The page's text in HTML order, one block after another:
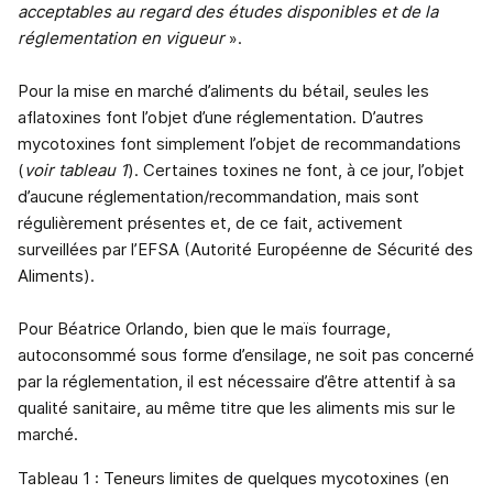
acceptables au regard des études disponibles et de la
réglementation en vigueur».
Pour la mise en marché d’aliments du bétail, seules les
aflatoxines font l’objet d’une réglementation. D’autres
mycotoxines font simplement l’objet de recommandations
(voir tableau 1). Certaines toxines ne font, à ce jour, l’objet
d’aucune réglementation/recommandation, mais sont
régulièrement présentes et, de ce fait, activement
surveillées par l’EFSA (Autorité Européenne de Sécurité des
Aliments).
Pour Béatrice Orlando, bien que le maïs fourrage,
autoconsommé sous forme d’ensilage, ne soit pas concerné
par la réglementation, il est nécessaire d’être attentif à sa
qualité sanitaire, au même titre que les aliments mis sur le
marché.
Tableau 1 : Teneurs limites de quelques mycotoxines (en